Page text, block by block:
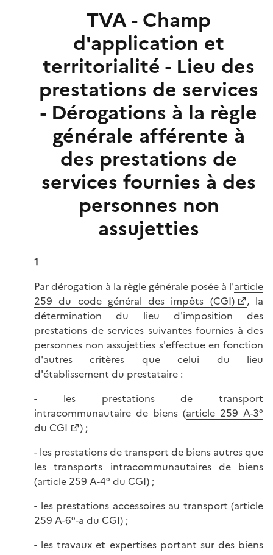
TVA - Champ
d'application et
territorialité - Lieu des
prestations de services
- Dérogations à la règle
générale afférente à
des prestations de
services fournies à des
personnes non
assujetties
1
Par dérogation à la règle générale posée à l'article
259 du code général des impôts (CGI)
, la
détermination du lieu d'imposition des
prestations de services suivantes fournies à des
personnes non assujetties s'effectue en fonction
d'autres critères que celui du lieu
d'établissement du prestataire :
- les prestations de transport
intracommunautaire de biens (article 259 A-3°
du CGI
) ;
- les prestations de transport de biens autres que
les transports intracommunautaires de biens
(article 259 A-4° du CGI) ;
- les prestations accessoires au transport (article
259 A-6°-a du CGI) ;
- les travaux et expertises portant sur des biens